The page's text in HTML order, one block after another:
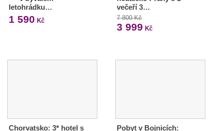
letohrádku…
1 590 Kč
večeří 3…
7 800 Kč
3 999 Kč
Chorvatsko: 3* hotel s
Pobyt v Bojnicích: